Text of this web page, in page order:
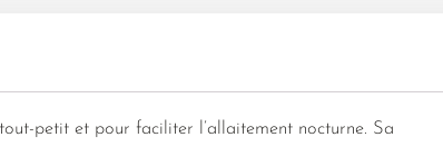
petit et pour faciliter l’allaitement nocturne. Sa